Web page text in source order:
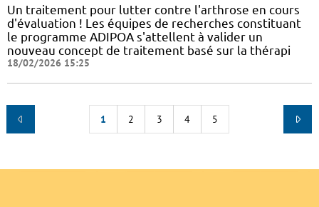
Un traitement pour lutter contre l'arthrose en cours
d'évaluation ! Les équipes de recherches constituant
le programme ADIPOA s'attellent à valider un
nouveau concept de traitement basé sur la thérapi
18/02/2026 15:25
1 2 3 4 5